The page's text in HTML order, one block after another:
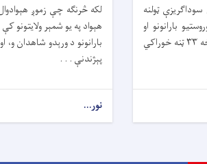
ټولنه
بارانونو او
سېلابونو له امله زیانمنو سره د مرستې په موخه ۳۳ ټنه خوراکي
لکه څرنګه چې زموږ
هېواد په یو شمېر
بارانونو د ورېدو شاهدان
پېژندنې . . .
نور...